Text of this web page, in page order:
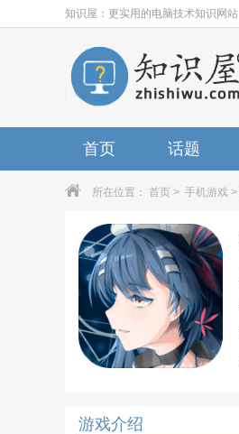
知识屋：更实用的电脑技术知识网站
首页 话题
所在位置： 首页 > 手机游戏 >
游戏介绍